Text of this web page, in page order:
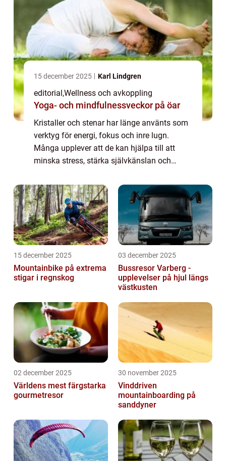
15 december 2025 Karl Lindgren
editorial,Wellness och avkoppling
Yoga- och mindfulnessveckor på öar
Kristaller och stenar har länge använts som
verktyg för energi, fokus och inre lugn.
Många upplever att de kan hjälpa till att
minska stress, stärka självkänslan och
15 december 2025
Mountainbike på extrema
stigar i regnskog
03 december 2025
Bussresor Varberg -
upplevelser på hjul längs
västkusten
02 december 2025
Världens mest färgstarka
gourmetresor
30 november 2025
Vinddriven
mountainboarding på
sanddyner